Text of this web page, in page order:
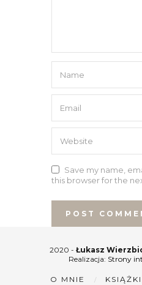
Save my name,
this browser for the
2020 - Łukasz
Realizacja: Strony
O MNIE KSIĄŻKI